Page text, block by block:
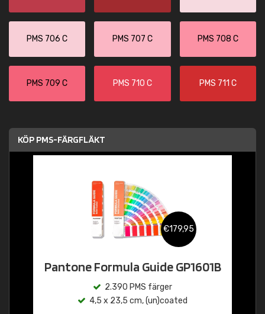
PMS 706 C PMS 707 C PMS 708 C
PMS 709 C PMS 710 C PMS 711 C
KÖP PMS-FÄRGFLÄKT
€179,95
Pantone Formula Guide GP1601B
2.390 PMS färger
4,5 x 23,5 cm, (un)coated